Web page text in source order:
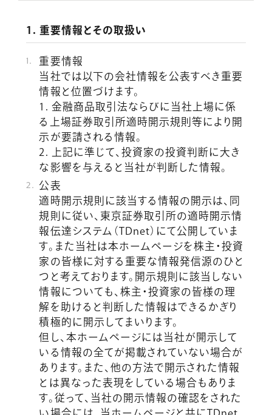
1. 重要情報とその取扱い
重要情報
当社では以下の会社情報を公表すべき重要
情報と位置づけます。
1. 金融商品取引法ならびに当社上場に係
る上場証券取引所適時開示規則等により開
示が要請される情報。
2. 上記に準じて、投資家の投資判断に大き
な影響を与えると当社が判断した情報。
公表
適時開示規則に該当する情報の開示は、同
規則に従い、東京証券取引所の適時開示情
報伝達システム（TDnet）にて公開していま
す。また当社は本ホームページを株主・投資
家の皆様に対する重要な情報発信源のひと
つと考えております。開示規則に該当しない
情報についても、株主・投資家の皆様の理
解を助けると判断した情報はできるかぎり
積極的に開示してまいります。
但し、本ホームページには当社が開示して
いる情報の全てが掲載されていない場合が
あります。また、他の方法で開示された情報
とは異なった表現をしている場合もありま
す。従って、当社の開示情報の確認をされた
い場合には、当ホームページと共にTDnet